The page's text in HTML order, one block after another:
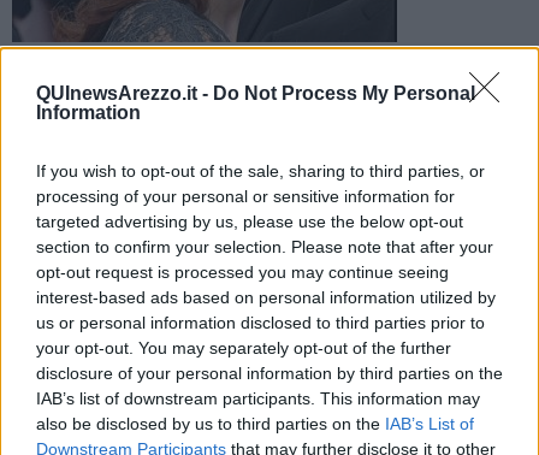
QUInewsArezzo.it - Do Not Process My Personal
Information
If you wish to opt-out of the sale, sharing to third parties, or
processing of your personal or sensitive information for
targeted advertising by us, please use the below opt-out
section to confirm your selection. Please note that after your
opt-out request is processed you may continue seeing
interest-based ads based on personal information utilized by
us or personal information disclosed to third parties prior to
your opt-out. You may separately opt-out of the further
disclosure of your personal information by third parties on the
IAB’s list of downstream participants. This information may
also be disclosed by us to third parties on the IAB’s List of
Downstream Participants that may further disclose it to other
Natale il 4 Dicembre prossimo, quando tornerà nella città di
cui si è innamorata
AREZZO —La Nazione riporta che Ascom ha convinto Gabriella a
tornare e così saràil 4 Dicembre, giorno dell’inaugurazione del
mercatino tirolese, che taglierà il nastro per l’avvio ufficiale.
L'evento attira molti visitatori tra cui anche alcuni vip come attrici,
registi e politici nazionali.
Gabriella Pession,uno dei volti della commedia italiana, è stata
scoperta da Pieraccioni e vanta collaborazioni importanti con Carlo
Verdone e Carlo Vanzina.